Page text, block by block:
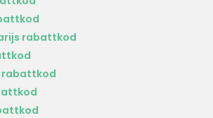
rabattkod
rabattkod